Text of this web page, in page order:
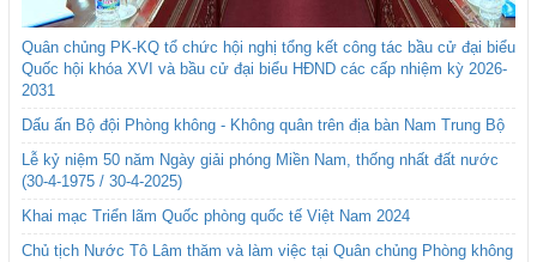
Quân chủng PK-KQ tổ chức hội nghị tổng kết công tác bầu cử đại biểu
Quốc hội khóa XVI và bầu cử đại biểu HĐND các cấp nhiệm kỳ 2026-
2031
Dấu ấn Bộ đội Phòng không - Không quân trên địa bàn Nam Trung Bộ
Lễ kỷ niệm 50 năm Ngày giải phóng Miền Nam, thống nhất đất nước
(30-4-1975 / 30-4-2025)
Khai mạc Triển lãm Quốc phòng quốc tế Việt Nam 2024
Chủ tịch Nước Tô Lâm thăm và làm việc tại Quân chủng Phòng không